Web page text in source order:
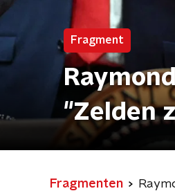
Fragment
"Zelden
Fragmenten